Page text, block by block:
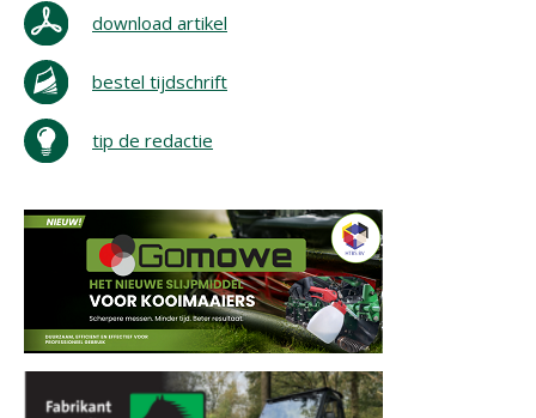
download artikel
bestel tijdschrift
tip de redactie